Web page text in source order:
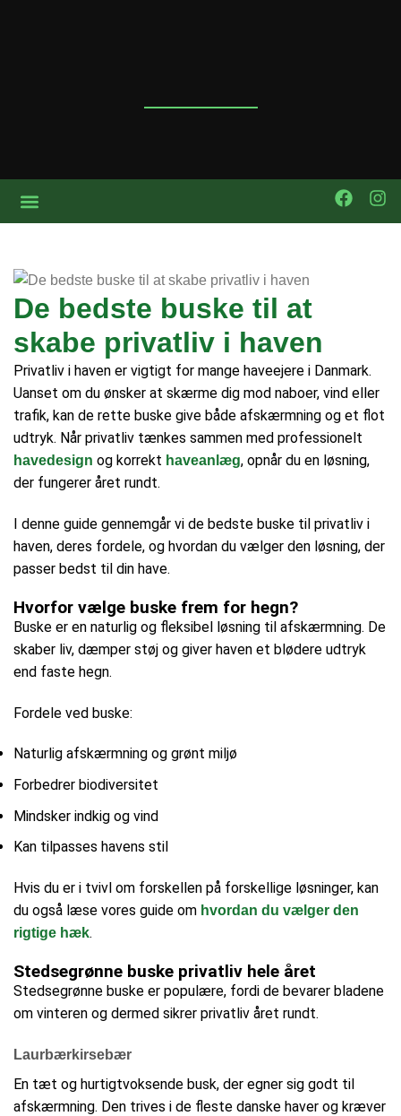
De bedste buske til at
skabe privatliv i haven
Privatliv i haven er vigtigt for mange haveejere i Danmark.
Uanset om du ønsker at skærme dig mod naboer, vind eller
trafik, kan de rette buske give både afskærmning og et flot
udtryk. Når privatliv tænkes sammen med professionelt
havedesign og korrekt haveanlæg, opnår du en løsning,
der fungerer året rundt.
I denne guide gennemgår vi de bedste buske til privatliv i
haven, deres fordele, og hvordan du vælger den løsning, der
passer bedst til din have.
Hvorfor vælge buske frem for hegn?
Buske er en naturlig og fleksibel løsning til afskærmning. De
skaber liv, dæmper støj og giver haven et blødere udtryk
end faste hegn.
Fordele ved buske:
Naturlig afskærmning og grønt miljø
Forbedrer biodiversitet
Mindsker indkig og vind
Kan tilpasses havens stil
Hvis du er i tvivl om forskellen på forskellige løsninger, kan
du også læse vores guide om hvordan du vælger den
rigtige hæk.
Stedsegrønne buske privatliv hele året
Stedsegrønne buske er populære, fordi de bevarer bladene
om vinteren og dermed sikrer privatliv året rundt.
Laurbærkirsebær
En tæt og hurtigtvoksende busk, der egner sig godt til
afskærmning. Den trives i de fleste danske haver og kræver